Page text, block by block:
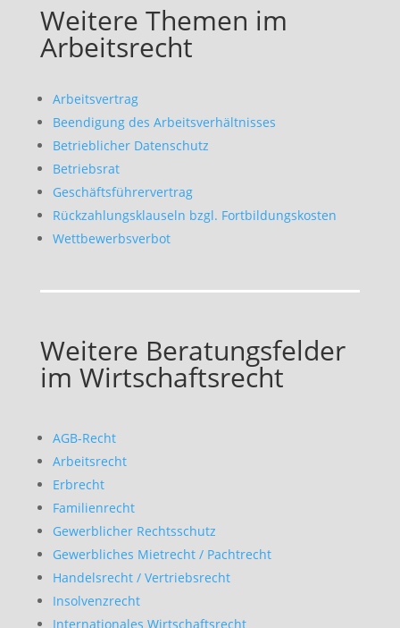
Weitere Themen im
Arbeitsrecht
Arbeitsvertrag
Beendigung des Arbeitsverhältnisses
Betrieblicher Datenschutz
Betriebsrat
Geschäftsführervertrag
Rückzahlungsklauseln bzgl. Fortbildungskosten
Wettbewerbsverbot
Weitere Beratungsfelder
im Wirtschaftsrecht
AGB-Recht
Arbeitsrecht
Erbrecht
Familienrecht
Gewerblicher Rechtsschutz
Gewerbliches Mietrecht / Pachtrecht
Handelsrecht / Vertriebsrecht
Insolvenzrecht
Internationales Wirtschaftsrecht